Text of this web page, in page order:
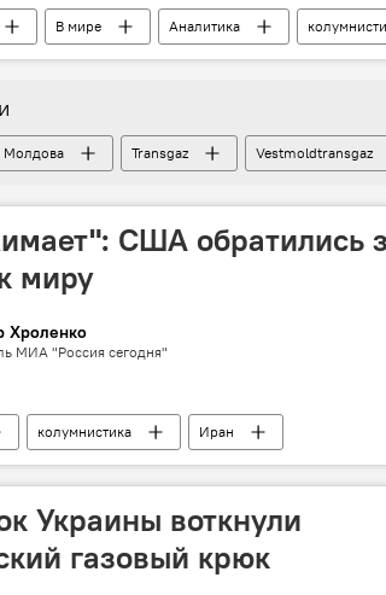
В мире Аналитика
Молдова Transgaz Vestmoldtransgaz
США обратились
миру
Хроленко
МИА "Россия сегодня"
колумнистика Иран
Украины воткнули
газовый крюк